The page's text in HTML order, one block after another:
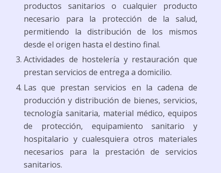
productos sanitarios o cualquier producto
necesario para la protección de la salud,
permitiendo la distribución de los mismos
desde el origen hasta el destino final.
Actividades de hostelería y restauración que
prestan servicios de entrega a domicilio.
Las que prestan servicios en la cadena de
producción y distribución de bienes, servicios,
tecnología sanitaria, material médico, equipos
de protección, equipamiento sanitario y
hospitalario y cualesquiera otros materiales
necesarios para la prestación de servicios
sanitarios.